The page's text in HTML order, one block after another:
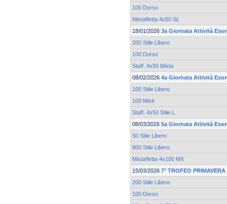
100 Dorso
Mistaffetta 4x50 SL
18/01/2026 3a Giornata Attività
200 Stile Libero
100 Dorso
Staff. 4x50 Mista
08/02/2026 4a Giornata Attività
100 Stile Libero
100 Misti
Staff. 4x50 Stile L.
08/03/2026 5a Giornata Attività
50 Stile Libero
800 Stile Libero
Mistaffetta 4x100 MX
15/03/2026 7° TROFEO
200 Stile Libero
100 Dorso